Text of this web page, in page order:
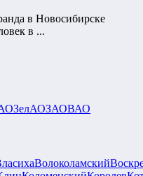
в Новосибирске
в ...
ЗелАОЗАОВАО
Волоколамский